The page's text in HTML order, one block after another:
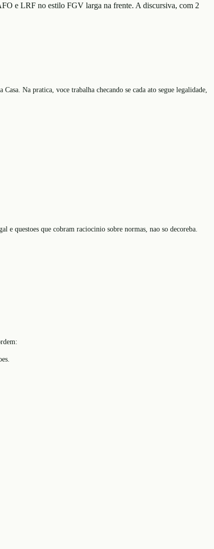
e LRF no estilo FGV larga na frente. A discursiva, com 2
Na pratica, voce trabalha checando se cada ato segue legalidade,
questoes que cobram raciocinio sobre normas, nao so decoreba.